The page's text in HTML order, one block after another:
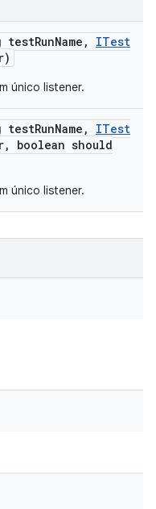
testRunName ,
ITest
único listener.
testRunName ,
ITest
,
boolean should
único listener.